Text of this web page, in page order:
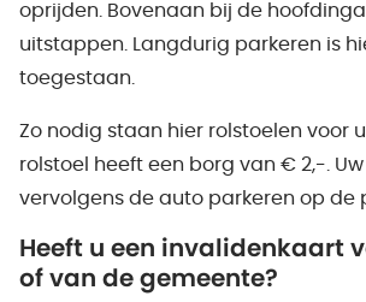
oprijden. Bovenaan bij de
uitstappen. Langdurig parkeren is
toegestaan.
Zo nodig staan hier rolstoelen voor u
rolstoel heeft een borg van € 2,-.
vervolgens de auto parkeren op de
Heeft u een invalidenkaart
of van de gemeente?